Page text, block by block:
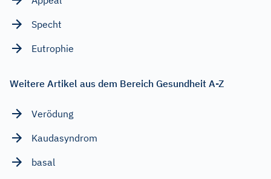
Specht
Eutrophie
Weitere Artikel aus dem Bereich Gesundheit A-Z
Verödung
Kaudasyndrom
basal